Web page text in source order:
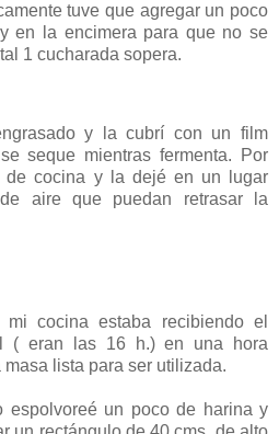
tuve que agregar un poco
en la encimera para que no se
1 cucharada sopera.
y la cubrí con un film
seque mientras fermenta. Por
de cocina y la dejé en un lugar
aire que puedan retrasar la
cocina estaba recibiendo el
( eran las 16 h.) en una hora
lista para ser utilizada.
espolvoreé un poco de harina y